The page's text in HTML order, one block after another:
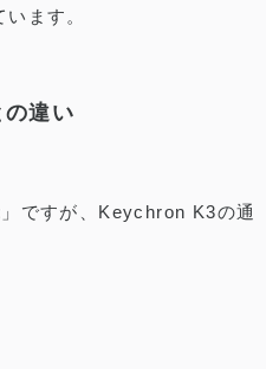
ます。
違い
」ですが、Keychron K3の通